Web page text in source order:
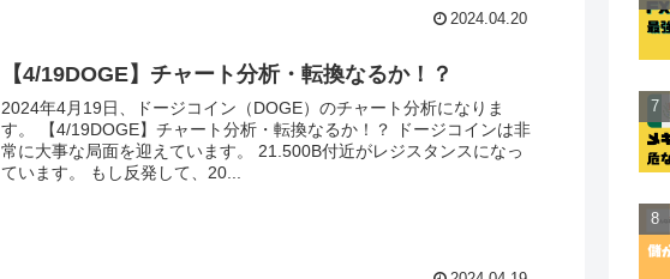
2024.04.20
【4/19DOGE】チャート分析・転換なるか！？
2024年4月19日、ドージコイン（DOGE）のチャート分析になりま
す。 【4/19DOGE】チャート分析・転換なるか！？ ドージコインは非
常に大事な局面を迎えています。 21.500B付近がレジスタンスになっ
ています。 もし反発して、20...